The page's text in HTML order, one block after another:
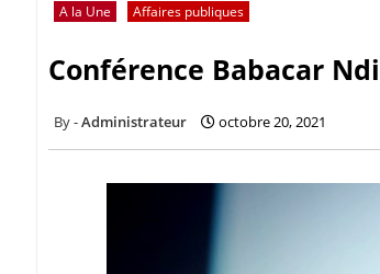
A la Une Affaires publiques
Conférence Babacar
Administrateur octobre 20, 2021